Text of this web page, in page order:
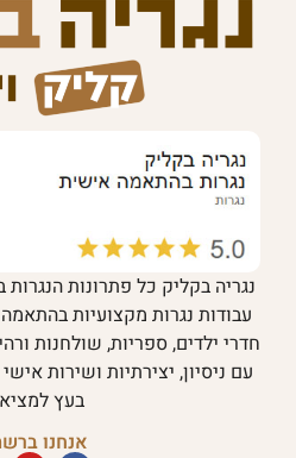
נגריה בקליק כל פתרונות
עבודות נגרות מקצועיות
חדרי ילדים, ספריות, שולחנות
עם ניסיון, יצירתיות ושירות
בעץ
אנחנו